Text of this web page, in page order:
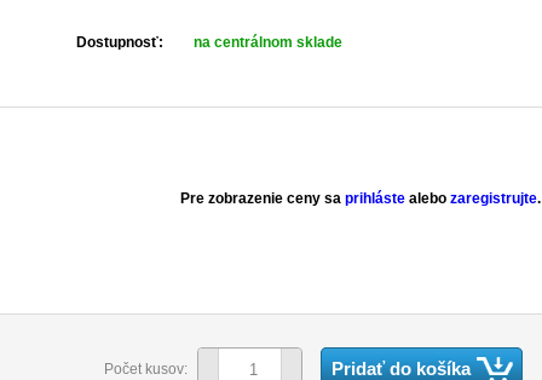
Dostupnosť: na centrálnom sklade
Pre zobrazenie ceny sa prihláste alebo zaregistrujte.
Počet kusov: Pridať do košíka